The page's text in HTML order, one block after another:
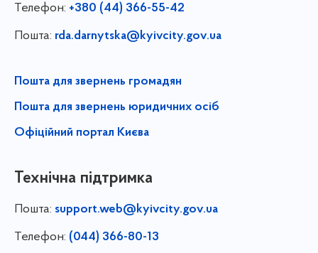
Телефон: +380 (44) 366-55-42
Пошта: rda.darnytska@kyivcity.gov.ua
Пошта для звернень громадян
Пошта для звернень юридичних осіб
Офіційний портал Києва
Технічна підтримка
Пошта: support.web@kyivcity.gov.ua
Телефон: (044) 366-80-13